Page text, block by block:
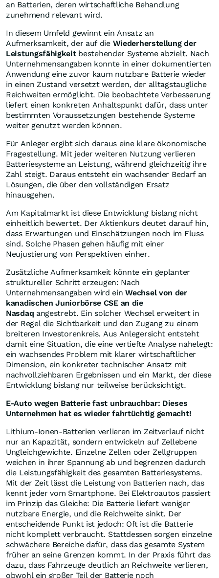
an Batterien, deren wirtschaftliche Behandlung
zunehmend relevant wird.
In diesem Umfeld gewinnt ein Ansatz an
Aufmerksamkeit, der auf die Wiederherstellung der
Leistungsfähigkeitbestehender Systeme abzielt. Nach
Unternehmensangaben konnte in einer dokumentierten
Anwendung eine zuvor kaum nutzbare Batterie wieder
in einen Zustand versetzt werden, der alltagstaugliche
Reichweiten ermöglicht. Die beobachtete Verbesserung
liefert einen konkreten Anhaltspunkt dafür, dass unter
bestimmten Voraussetzungen bestehende Systeme
weiter genutzt werden können.
Für Anleger ergibt sich daraus eine klare ökonomische
Fragestellung. Mit jeder weiteren Nutzung verlieren
Batteriesysteme an Leistung, während gleichzeitig ihre
Zahl steigt. Daraus entsteht ein wachsender Bedarf an
Lösungen, die über den vollständigen Ersatz
hinausgehen.
Am Kapitalmarkt ist diese Entwicklung bislang nicht
einheitlich bewertet. Der Aktienkurs deutet darauf hin,
dass Erwartungen und Einschätzungen noch im Fluss
sind. Solche Phasen gehen häufig mit einer
Neujustierung von Perspektiven einher.
Zusätzliche Aufmerksamkeit könnte ein geplanter
struktureller Schritt erzeugen: Nach
Unternehmensangaben wird einWechsel von der
kanadischen Juniorbörse CSE an die
Nasdaq angestrebt. Ein solcher Wechsel erweitert in
der Regel die Sichtbarkeit und den Zugang zu einem
breiteren Investorenkreis. Aus Anlegersicht entsteht
damit eine Situation, die eine vertiefte Analyse nahelegt:
ein wachsendes Problem mit klarer wirtschaftlicher
Dimension, ein konkreter technischer Ansatz mit
nachvollziehbaren Ergebnissen und ein Markt, der diese
Entwicklung bislang nur teilweise berücksichtigt.
E-Auto wegen Batterie fast unbrauchbar: Dieses
Unternehmen hat es wieder fahrtüchtig gemacht!
Lithium-Ionen-Batterien verlieren im Zeitverlauf nicht
nur an Kapazität, sondern entwickeln auf Zellebene
Ungleichgewichte. Einzelne Zellen oder Zellgruppen
weichen in ihrer Spannung ab und begrenzen dadurch
die Leistungsfähigkeit des gesamten Batteriesystems.
Mit der Zeit lässt die Leistung von Batterien nach, das
kennt jeder vom Smartphone. Bei Elektroautos passiert
im Prinzip das Gleiche: Die Batterie liefert weniger
nutzbare Energie, und die Reichweite sinkt. Der
entscheidende Punkt ist jedoch: Oft ist die Batterie
nicht komplett verbraucht. Stattdessen sorgen einzelne
schwächere Bereiche dafür, dass das gesamte System
früher an seine Grenzen kommt. In der Praxis führt das
dazu, dass Fahrzeuge deutlich an Reichweite verlieren,
obwohl ein großer Teil der Batterie noch